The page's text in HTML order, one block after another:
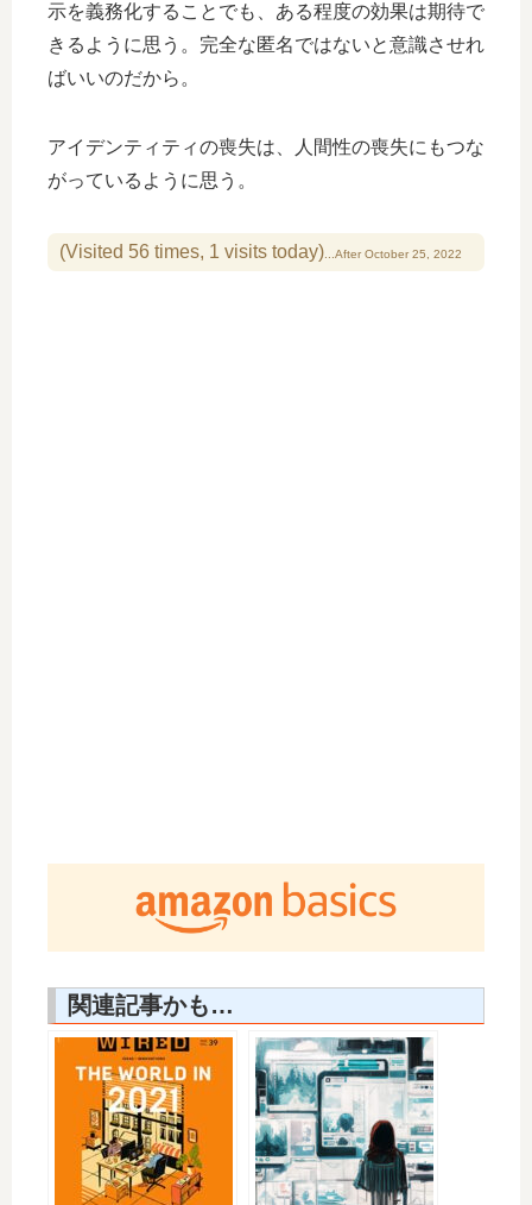
示を義務化することでも、ある程度の効果は期待で
きるように思う。完全な匿名ではないと意識させれ
ばいいのだから。
アイデンティティの喪失は、人間性の喪失にもつな
がっているように思う。
(Visited 56 times, 1 visits today)
関連記事かも…